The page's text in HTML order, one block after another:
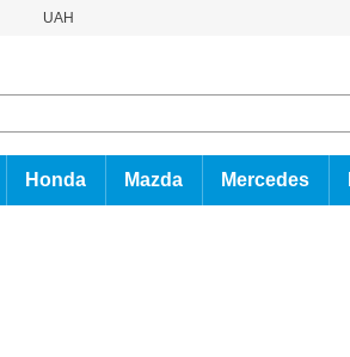
UAH
Honda Mazda Mercedes